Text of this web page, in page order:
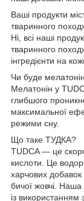
Ваші продукти
тваринного
Ні, всі наші
тваринного
інгредієнти на
Чи буде
Мелатонін у
глибшого
максимальної
режими сну.
Що таке ТУДКА?
TUDCA — це
кислоти. Це
харчових
бичої жовчі.
із використанням